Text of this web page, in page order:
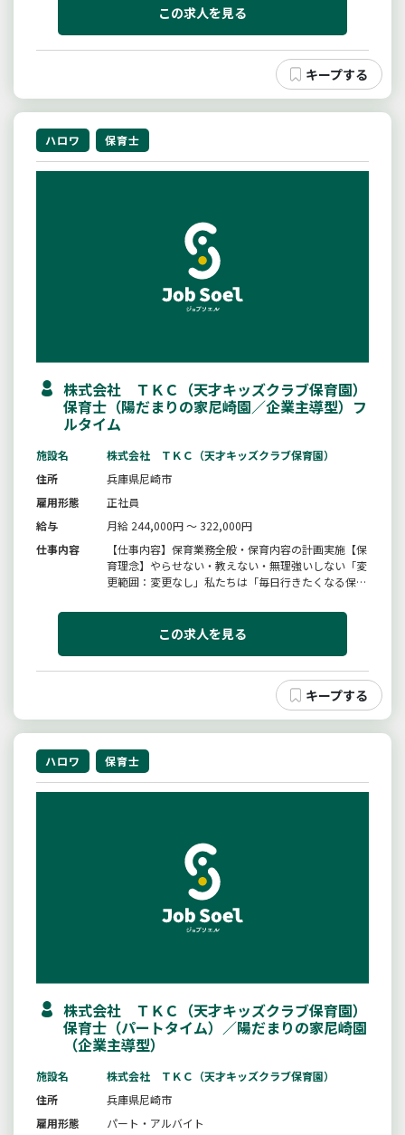
りについて保護者にアドバイスをする。・日報の作
この求人を見る
ハロワ 保育士
株式会社 ＴＫＣ（天才キッズクラブ保育園）
保育士（陽だまりの家尼崎園／企業主導型）フ
ルタイム
施設名
株式会社 ＴＫＣ（天才キッズクラブ保育園）
住所
兵庫県尼崎市
雇用形態
正社員
給与
月給 244,000円 ～ 322,000円
仕事内容
【仕事内容】保育業務全般・保育内容の計画実施【保
育理念】やらせない・教えない・無理強いしない「変
更範囲：変更なし」私たちは「毎日行きたくなる保育
チコピーにして、子どもや先生と一緒に、毎日成長し
毎日楽しく過ごしていく中で子どもの可能性を引出
この求人を見る
ハロワ 保育士
株式会社 ＴＫＣ（天才キッズクラブ保育園）
保育士（パートタイム）／陽だまりの家尼崎園
（企業主導型）
施設名
株式会社 ＴＫＣ（天才キッズクラブ保育園）
住所
兵庫県尼崎市
雇用形態
パート・アルバイト